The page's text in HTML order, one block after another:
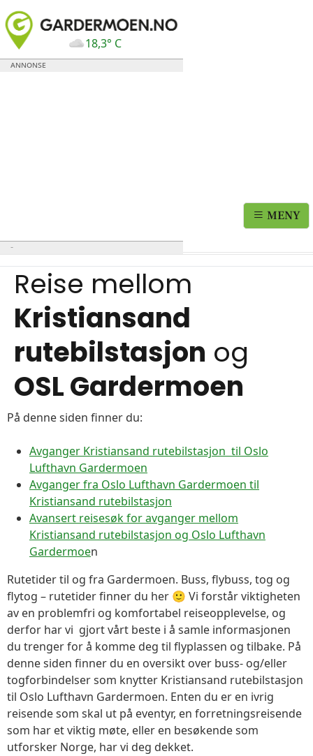
18,3° C
MENY
Reise mellom
Kristiansand
rutebilstasjon og
OSL Gardermoen
På denne siden finner du:
Avganger Kristiansand rutebilstasjon til Oslo
Lufthavn Gardermoen
Avganger fra Oslo Lufthavn Gardermoen til
Kristiansand rutebilstasjon
Avansert reisesøk for avganger mellom
Kristiansand rutebilstasjon og Oslo Lufthavn
Gardermoen
Rutetider til og fra Gardermoen. Buss, flybuss, tog og
flytog – rutetider finner du her 🙂 Vi forstår viktigheten
av en problemfri og komfortabel reiseopplevelse, og
derfor har vi gjort vårt beste i å samle informasjonen
du trenger for å komme deg til flyplassen og tilbake. På
denne siden finner du en oversikt over buss- og/eller
togforbindelser som knytter Kristiansand rutebilstasjon
til Oslo Lufthavn Gardermoen. Enten du er en ivrig
reisende som skal ut på eventyr, en forretningsreisende
som har et viktig møte, eller en besøkende som
utforsker Norge, har vi deg dekket.